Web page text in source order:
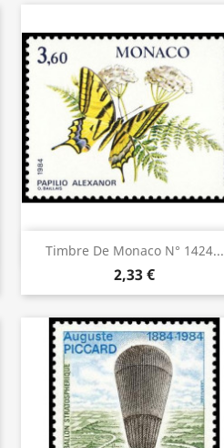
Timbre De Monaco N° 1424...
2,33 €
Aperçu rapide